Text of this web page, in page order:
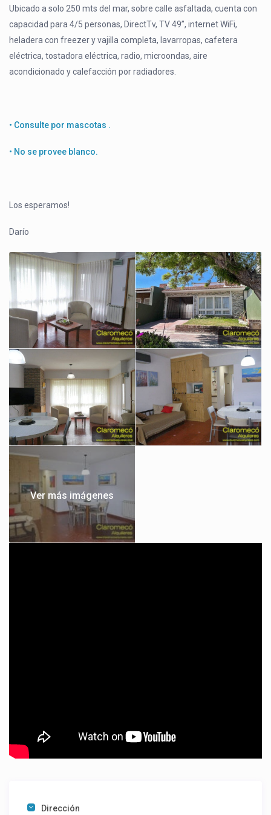
Ubicado a solo 250 mts del mar, sobre calle asfaltada, cuenta con
capacidad para 4/5 personas, DirectTv, TV 49”, internet WiFi,
heladera con freezer y vajilla completa, lavarropas, cafetera
eléctrica, tostadora eléctrica, radio, microondas, aire
acondicionado y calefacción por radiadores.
• Consulte por mascotas .
• No se provee blanco.
Los esperamos!
Darío
Ver más imágenes
Dirección